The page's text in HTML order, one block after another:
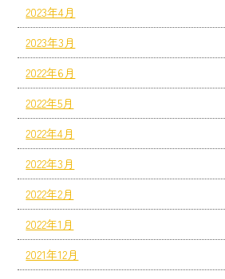
2023年4月
2023年3月
2022年6月
2022年5月
2022年4月
2022年3月
2022年2月
2022年1月
2021年12月